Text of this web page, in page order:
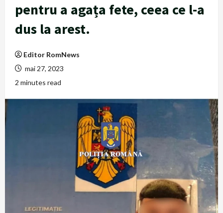
pentru a agața fete, ceea ce l-a
dus la arest.
Editor RomNews
mai 27, 2023
2 minutes read